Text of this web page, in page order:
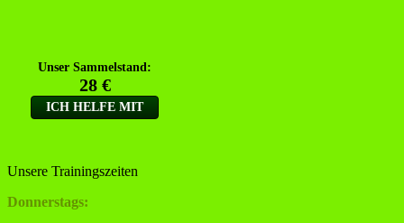
Unsere Trainingszeiten
Donnerstags: